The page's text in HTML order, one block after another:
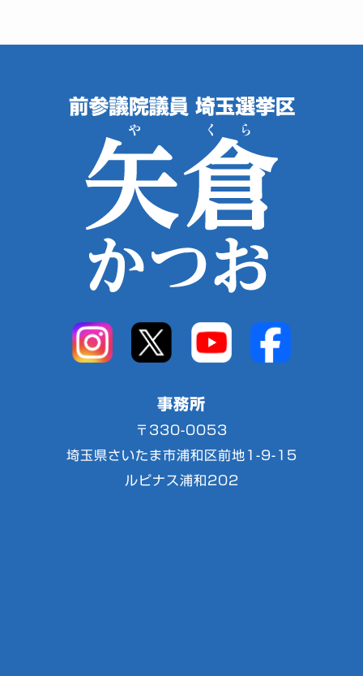
事務所
〒330-0053
埼玉県さいたま市浦和区前地1-9-15
ルピナス浦和202